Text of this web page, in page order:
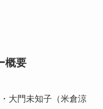
概要
大門未知子（米倉涼